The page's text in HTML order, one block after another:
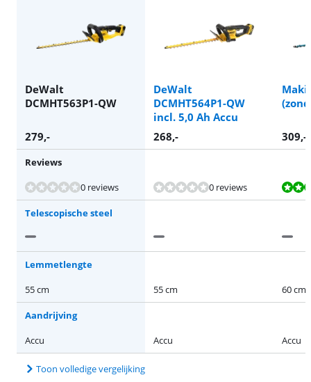
DeWalt
DCMHT563P1-QW
DeWalt
DCMHT564P1-QW
incl. 5,0 Ah Accu
279,- 268,- 309,-
Reviews
0 reviews
0 reviews
Beoordeling is 9,0 van de 10, gebaseerd op 79 reviews.
Beoordeling is 4,2 van de 10, gebaseerd op 2 reviews.
Beoordeling is 7,2 van de 10, gebaseerd op 2 reviews.
Telescopische steel
Lemmetlengte
55 cm
55 cm 60 cm
Aandrijving
Accu
Accu Accu
Toon volledige vergelijking